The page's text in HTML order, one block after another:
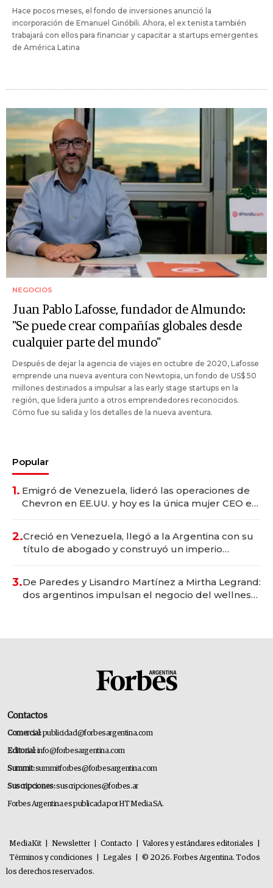
Hace pocos meses, el fondo de inversiones anunció la
incorporación de Emanuel Ginóbili. Ahora, el ex tenista también
trabajará con ellos para financiar y capacitar a startups emergentes
de América Latina
NEGOCIOS
Juan Pablo Lafosse, fundador de Almundo:
"Se puede crear compañías globales desde
cualquier parte del mundo"
Después de dejar la agencia de viajes en octubre de 2020, Lafosse
emprende una nueva aventura con Newtopia, un fondo de US$ 50
millones destinados a impulsar a las early stage startups en la
región, que lidera junto a otros emprendedores reconocidos.
Cómo fue su salida y los detalles de la nueva aventura.
Popular
1. Emigró de Venezuela, lideró las operaciones de
Chevron en EE.UU. y hoy es la única mujer CEO en
2.Creció en Venezuela, llegó a la Argentina con su
título de abogado y construyó un imperio
3.De Paredes y Lisandro Martínez a Mirtha Legrand:
dos argentinos impulsan el negocio del wellness
Contactos
Comercial:publicidad@forbesargentina.com
Editorial:info@forbesargentina.com
Summit:summitforbes@forbesargentina.com
Suscripciones:suscripciones@forbes.ar
Forbes Argentina es publicada por HT Media SA.
MediaKit Newsletter Contacto Valores y estándares editoriales
Términos y condiciones
Legales
© 2026. Forbes Argentina. Todos
los derechos reservados.